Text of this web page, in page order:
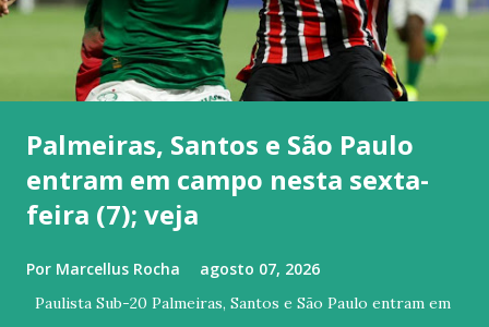
Palmeiras, Santos e São Paulo
entram em campo nesta sexta-
feira (7); veja
Por Marcellus Rocha agosto 07, 2026
Paulista Sub-20 Palmeiras, Santos e São Paulo entram em